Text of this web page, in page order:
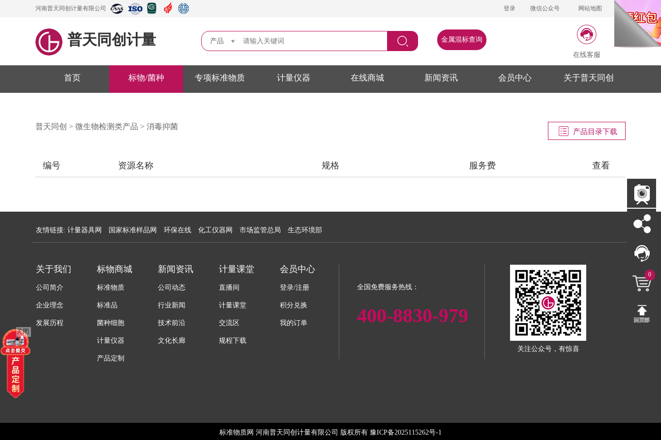
河南普天同创计量有限公司 登录 微信公众号 网站地图
普天同创计量 产品 金属混标查询
在线客服
首页 标物/菌种 专项标准物质 计量仪器 在线商城 新闻资讯 会员中心 关于普天同创
普天同创 > 微生物检测类产品 > 消毒抑菌
产品目录下载
编号 资源名称 规格 服务费 查看
友情链接: 计量器具网 国家标准样品网 环保在线 化工仪器网 市场监管总局 生态环境部
关于我们
公司简介
企业理念
发展历程
标物商城
标准物质
标准品
菌种细胞
计量仪器
产品定制
新闻资讯
公司动态
行业新闻
技术前沿
文化长廊
计量课堂
直播间
计量课堂
交流区
规程下载
会员中心
登录/注册
积分兑换
我的订单
全国免费服务热线：
400-8830-979
关注公众号，有惊喜
标准物质网 河南普天同创计量有限公司 版权所有 豫ICP备2025115262号-1
关闭
0